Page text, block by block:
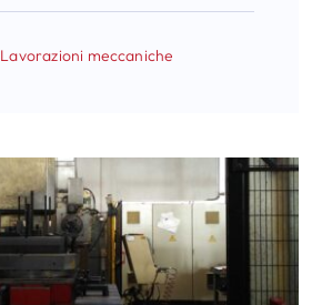
Lavorazioni meccaniche